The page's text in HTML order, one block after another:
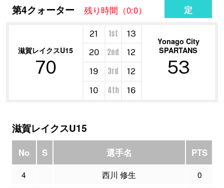
第4クォーター 残り時間（0:0）
定
滋賀レイクスU15
70
21 1st 13
Yonago City
SPARTANS
53
20 2nd
12
19
3rd
12
10
4th 16
滋賀レイクスU15
No S 選手名 PTS
4 西川 修生 0